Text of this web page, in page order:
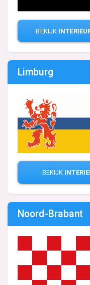
BEKIJK
Limburg
BEKIJK
Noord-Brabant